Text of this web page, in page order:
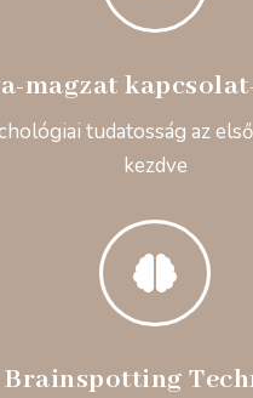
magzat
tudatosság az
kezdve

Brainspotting